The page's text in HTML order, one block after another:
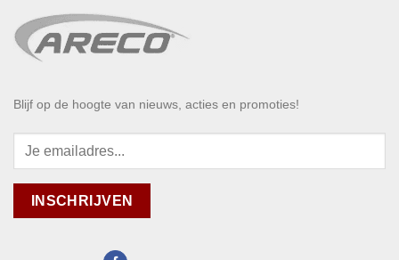
Blijf op de hoogte van nieuws, acties en promoties!